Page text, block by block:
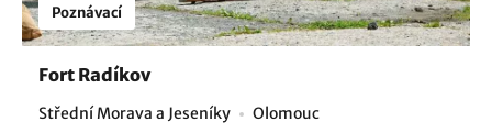
Poznávací
Fort Radíkov
Střední Morava a Jeseníky Olomouc